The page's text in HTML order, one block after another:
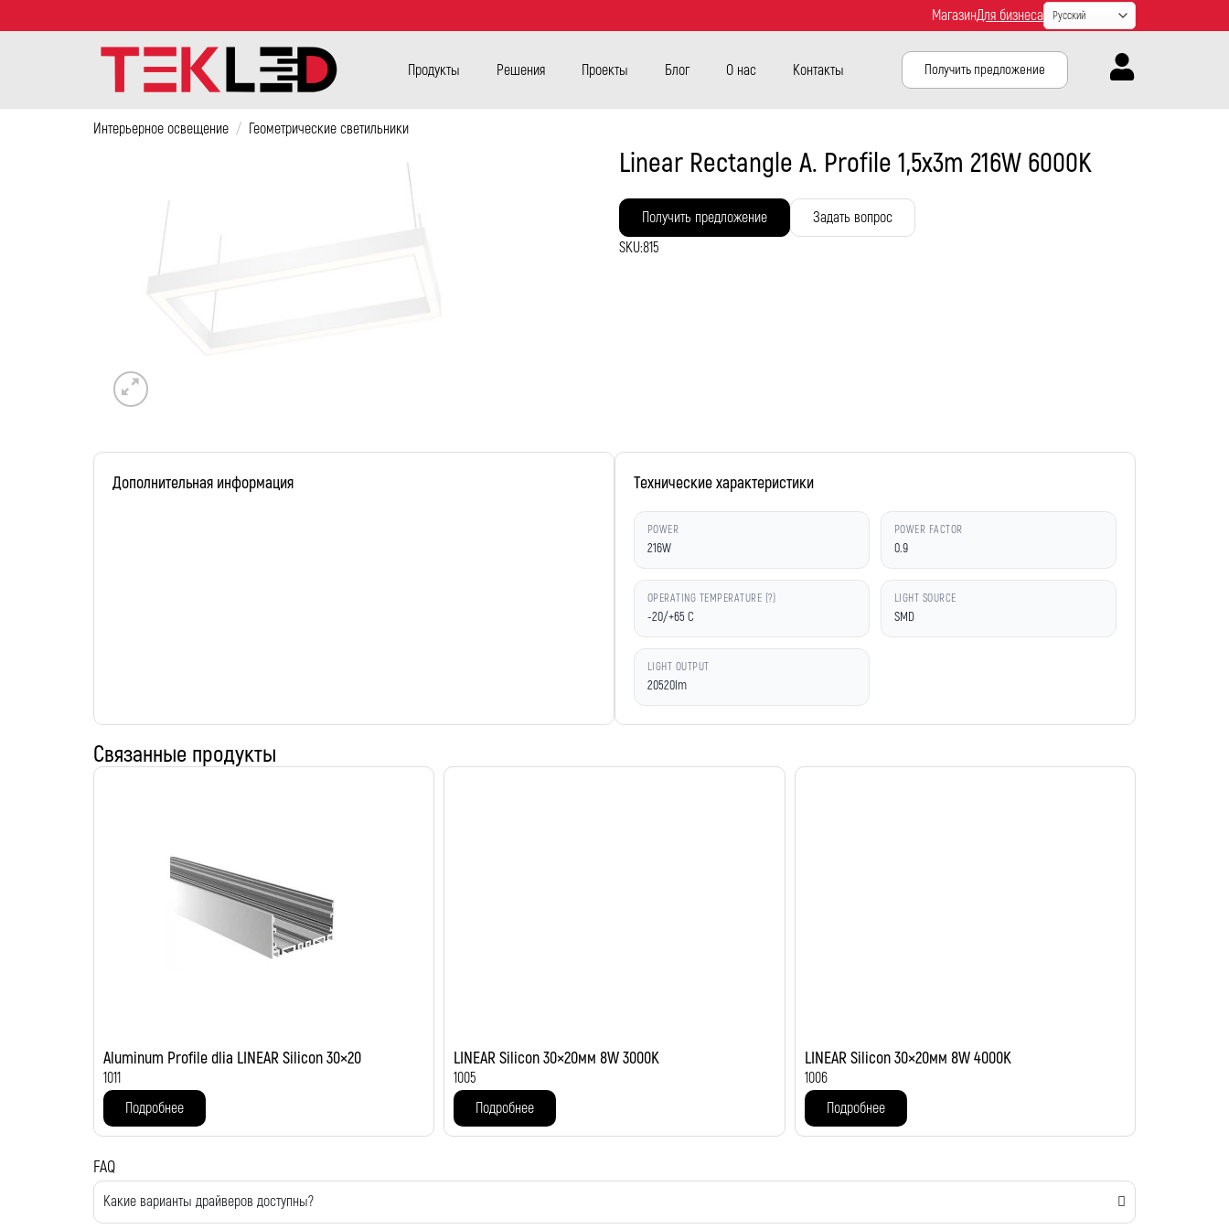
МагазинДля бизнеса
Продукты Решения Проекты Блог О нас Контакты Получить предложение
Интерьерное освещение / Геометрические светильники
Linear Rectangle A. Profile 1,5x3m 216W 6000K
Получить предложение
Задать вопрос
SKU:815
Дополнительная информация Технические характеристики
POWER
216W
POWER FACTOR
0.9
OPERATING TEMPERATURE (?)
-20/+65 C
LIGHT SOURCE
SMD
LIGHT OUTPUT
20520lm
Связанные продукты
Aluminum Profile dlia LINEAR Silicon 30×20
1011
Подробнее
LINEAR Silicon 30×20мм 8W 3000K
1005
Подробнее
LINEAR Silicon 30×20мм 8W 4000K
1006
Подробнее
FAQ
Какие варианты драйверов доступны?